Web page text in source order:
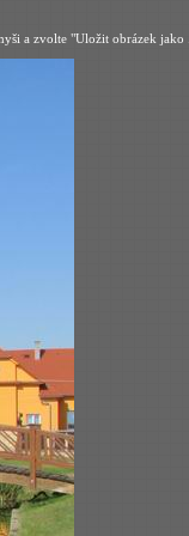
a zvolte "Uložit obrázek jako